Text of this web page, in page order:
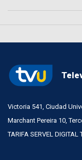
Victoria 541, Ciudad
Marchant Pereira 10,
TARIFA SERVEL DIGITAL